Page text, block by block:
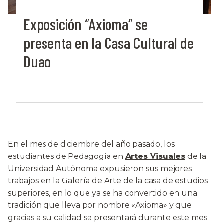
Exposición “Axioma” se
presenta en la Casa Cultural de
Duao
En el mes de diciembre del año pasado, los
estudiantes de Pedagogía en Artes Visuales de la
Universidad Autónoma expusieron sus mejores
trabajos en la Galería de Arte de la casa de estudios
superiores, en lo que ya se ha convertido en una
tradición que lleva por nombre «Axioma» y que
gracias a su calidad se presentará durante este mes